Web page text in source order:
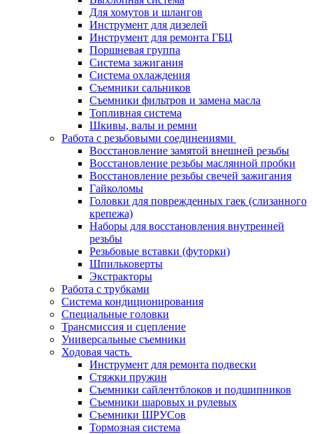
Для хомутов и шлангов
Инструмент для дизелей
Инструмент для ремонта ГБЦ
Поршневая группа
Система зажигания
Система охлаждения
Съемники сальников
Съемники фильтров и замена масла
Топливная система
Шкивы, валы и ремни
Работа с резьбовыми соединениями
Восстановление замятой внешней резьбы
Восстановление резьбы маслянной пробки
Восстановление резьбы свечей зажигания
Гайколомы
Головки для поврежденных гаек (слизанного
крепежа)
Наборы для восстановления внутренней
резьбы
Резьбовые вставки (футорки)
Шпильковерты
Экстракторы
Работа с трубками
Система кондиционирования
Специальные головки
Трансмиссия и сцепление
Универсальные съемники
Ходовая часть
Инструмент для ремонта подвески
Стяжки пружин
Съемники сайлентблоков и подшипников
Съемники шаровых и рулевых
Съемники ШРУСов
Тормозная система